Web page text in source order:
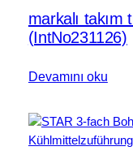
markalı
(IntNo231126)
Devamını oku